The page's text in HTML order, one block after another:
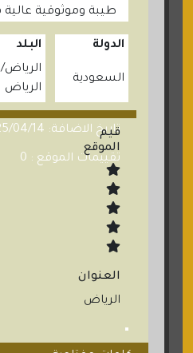
طيبة وموثوقية
الدولة
السعودية
البلد
الرياض
الرياض
تاريخ الاضافة: 2025/04/14
تقييمات الموقع : 0
قيم
الموقع
العنوان
الرياض